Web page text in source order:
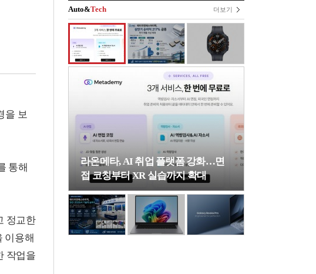
을 보
통해
정교한
이용해
작업을
Auto&Tech 더보기
라온메타, AI 취업 플랫폼 강화…면
접 코칭부터 XR 실습까지 확대